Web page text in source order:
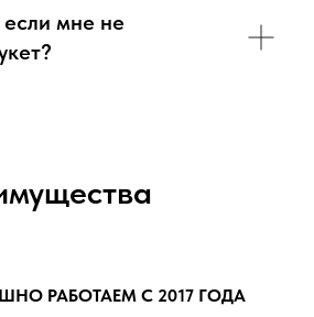
если мне не
РАБОТАЕМ С 2017 ГОДА